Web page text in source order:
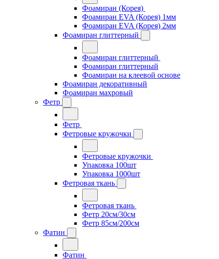
Фоамиран (Корея)
Фоамиран EVA (Корея) 1мм
Фоамиран EVA (Корея) 2мм
Фоамиран глиттерный
Фоамиран глиттерный
Фоамиран глиттерный
Фоамиран на клеевой основе
Фоамиран декоративный
Фоамиран махровый
Фетр
Фетр
Фетровые кружочки
Фетровые кружочки
Упаковка 100шт
Упаковка 1000шт
Фетровая ткань
Фетровая ткань
Фетр 20см/30см
Фетр 85см/200см
Фатин
Фатин